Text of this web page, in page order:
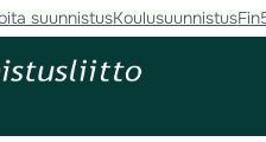
suunnistusKoulusuunnistus